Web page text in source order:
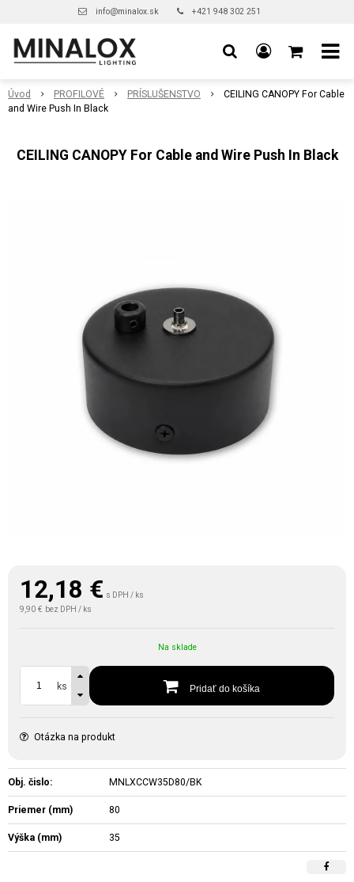
info@minalox.sk +421 948 302 251
Úvod PROFILOVÉ PRÍSLUŠENSTVO
CEILING CANOPY For Cable
and Wire Push In Black
CEILING CANOPY For Cable and Wire Push In Black
12,18 € s DPH / ks
9,90 € bez DPH / ks
Na sklade
ks Pridať do košíka
Otázka na produkt
Obj. čislo: MNLXCCW35D80/BK
Priemer (mm) 80
Výška (mm) 35